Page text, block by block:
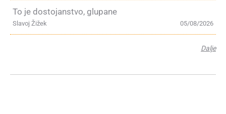
To je dostojanstvo, glupane
05/08/2026
Slavoj Žižek
Dalje